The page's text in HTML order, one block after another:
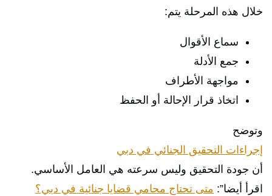
خلال هذه المرحلة يتم:
سماع الأقوال
جمع الأدلة
مواجهة الأطراف
اتخاذ قرار الإحالة أو الحفظ
وتوضح
إجراءات التحقيق الجنائي في دبي
أن جودة التحقيق وليس سرعته هي العامل الأساسي.
اقرأ أيضا”: متى تحتاج محامي قضايا جنائية في دبي؟